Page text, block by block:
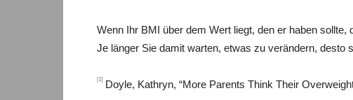
Wenn Ihr BMI über dem Wert liegt, den er haben
Je länger Sie damit warten, etwas zu verändern, desto
[1] Doyle, Kathryn, “More Parents Think Their